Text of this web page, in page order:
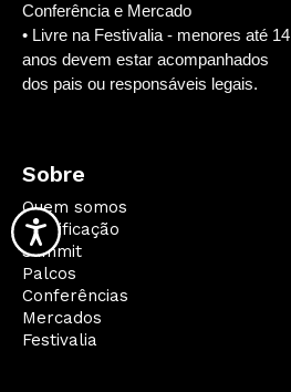
Conferência e Mercado
• Livre na Festivalia - menores até 14
anos devem estar acompanhados
dos pais ou responsáveis legais.
Sobre
Quem somos
Qualificação
Summit
Palcos
Conferências
Mercados
Festivalia